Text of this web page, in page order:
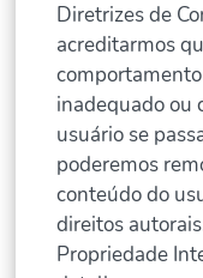
Diretrizes de
acreditarmos
inadequado ou
usuário se
poderemos
conteúdo do
direitos
Propriedade